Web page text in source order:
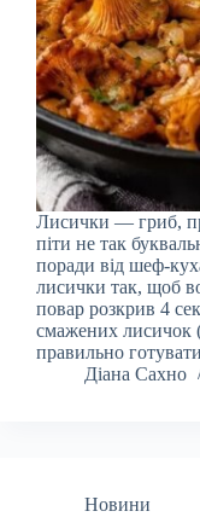
Лисички — гриб,
піти не так
поради від шеф-
лисички так, щоб
повар розкрив 4
смажених лисичок
правильно
Діана Сахно
Новини